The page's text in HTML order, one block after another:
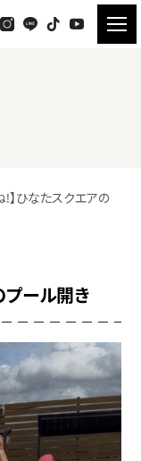
!】ひなたスクエアの
プール開き